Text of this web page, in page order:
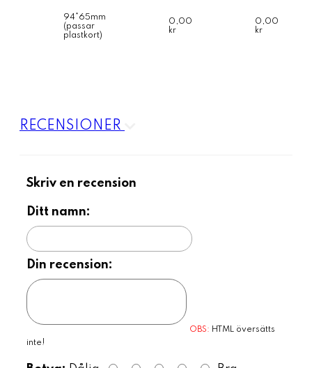
94*65mm
(passar
plastkort)
0,00
kr
0,00
kr
RECENSIONER
Skriv en recension
Ditt namn:
Din recension:
OBS: HTML översätts
inte!